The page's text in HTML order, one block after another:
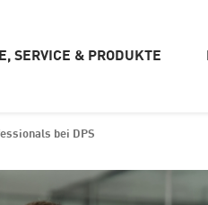
SERVICE & PRODUKTE
bei DPS